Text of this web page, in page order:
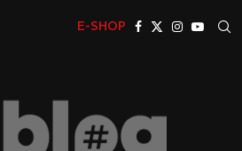
E-SHOP